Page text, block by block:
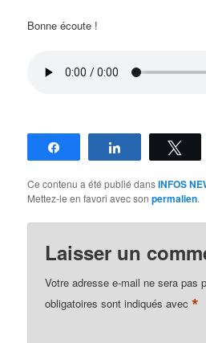
Bonne écoute !
Partagez Partagez
Ce contenu a été publié dansINFOS
Mettez-le en favori avec sonpermalien.
Laisser un
Votre adresse e-mail ne sera pas
obligatoires sont indiqués avec*